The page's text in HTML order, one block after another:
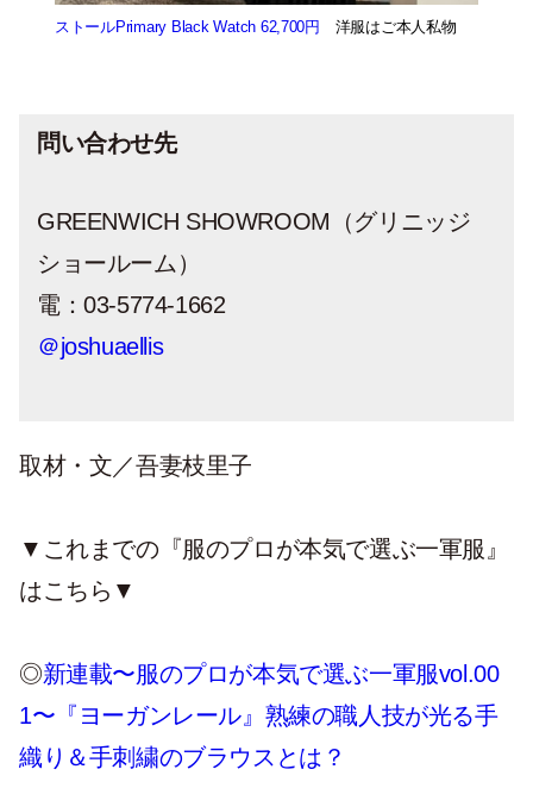
ストールPrimary Black Watch 62,700円 洋服はご本人私物
問い合わせ先
GREENWICH SHOWROOM（グリニッジ
ショールーム）
電：03-5774-1662
＠joshuaellis
取材・文／吾妻枝里子
▼これまでの『服のプロが本気で選ぶ一軍服』
はこちら▼
◎新連載〜服のプロが本気で選ぶ一軍服vol.00
1〜『ヨーガンレール』熟練の職人技が光る手
織り＆手刺繍のブラウスとは？